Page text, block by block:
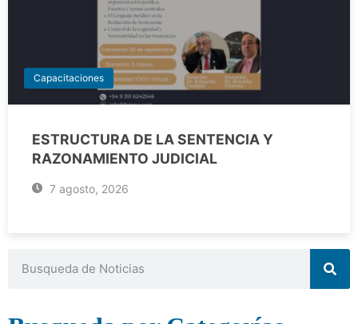
Capacitaciones
ESTRUCTURA DE LA SENTENCIA Y
RAZONAMIENTO JUDICIAL
7 agosto, 2026